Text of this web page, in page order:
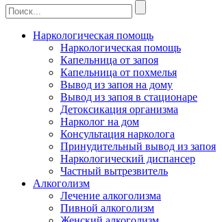
Наркологическая помощь
Наркологическая помощь
Капельница от запоя
Капельница от похмелья
Вывод из запоя на дому
Вывод из запоя в стационаре
Детоксикация организма
Нарколог на дом
Консультация нарколога
Принудительный вывод из запоя
Наркологический диспансер
Частный вытрезвитель
Алкоголизм
Лечение алкоголизма
Пивной алкоголизм